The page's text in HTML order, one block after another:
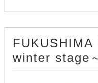
FUKUSHIMA
winter stage